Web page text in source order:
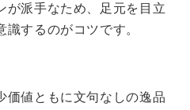
が派手なため、足元を目立
するのがコツです。
価値ともに文句なしの逸品